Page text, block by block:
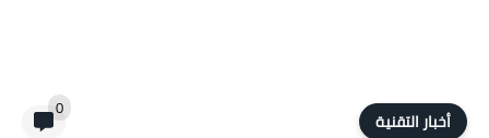
أخبار التقنية 0